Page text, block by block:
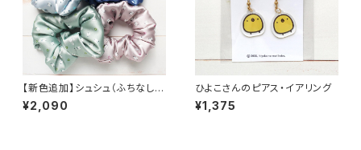
【新色追加】シュシュ（ふちなし）
シマエナガ 各種
¥2,090
ひよこさんのピアス・イアリング
¥1,375